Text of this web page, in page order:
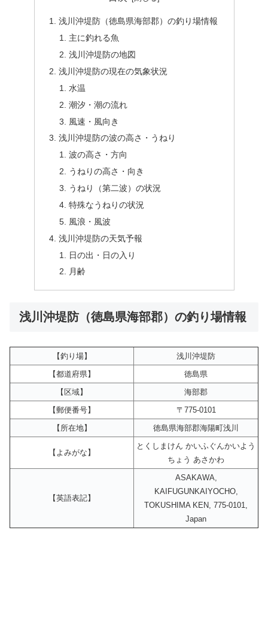
浅川沖堤防（徳島県海部郡）の釣り場情報
主に釣れる魚
浅川沖堤防の地図
浅川沖堤防の現在の気象状況
水温
潮汐・潮の流れ
風速・風向き
浅川沖堤防の波の高さ・うねり
波の高さ・方向
うねりの高さ・向き
うねり（第二波）の状況
特殊なうねりの状況
風浪・風波
浅川沖堤防の天気予報
日の出・日の入り
月齢
浅川沖堤防（徳島県海部郡）の釣り場情報
【釣り場】
浅川沖堤防
【都道府県】
徳島県
【区域】
海部郡
【郵便番号】
〒775-0101
【所在地】
徳島県海部郡海陽町浅川
【よみがな】
とくしまけん かいふぐんかいよう
ちょう あさかわ
【英語表記】
ASAKAWA,
KAIFUGUNKAIYOCHO,
TOKUSHIMA KEN, 775-0101,
Japan